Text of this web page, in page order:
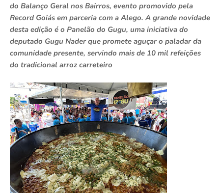
do Balanço Geral nos Bairros, evento promovido pela
Record Goiás em parceria com a Alego. A grande novidade
desta edição é o Panelão do Gugu, uma iniciativa do
deputado Gugu Nader que promete aguçar o paladar da
comunidade presente, servindo mais de 10 mil refeições
do tradicional arroz carreteiro